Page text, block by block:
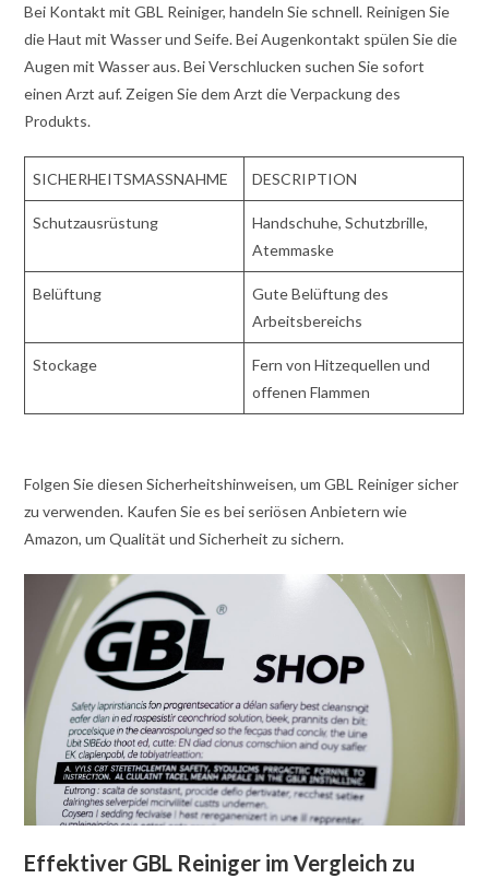
Bei Kontakt mit GBL Reiniger, handeln Sie schnell. Reinigen Sie
die Haut mit Wasser und Seife. Bei Augenkontakt spülen Sie die
Augen mit Wasser aus. Bei Verschlucken suchen Sie sofort
einen Arzt auf. Zeigen Sie dem Arzt die Verpackung des
Produkts.
SICHERHEITSMASSNAHME DESCRIPTION
Schutzausrüstung
Handschuhe, Schutzbrille,
Atemmaske
Belüftung
Gute Belüftung des
Arbeitsbereichs
Stockage
Fern von Hitzequellen und
offenen Flammen
Folgen Sie diesen Sicherheitshinweisen, um GBL Reiniger sicher
zu verwenden. Kaufen Sie es bei seriösen Anbietern wie
Amazon, um Qualität und Sicherheit zu sichern.
Effektiver GBL Reiniger im Vergleich zu